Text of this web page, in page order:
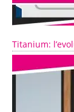
Titanium: